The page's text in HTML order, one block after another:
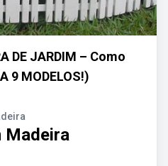
DE JARDIM – Como
9 MODELOS!)
Madeira